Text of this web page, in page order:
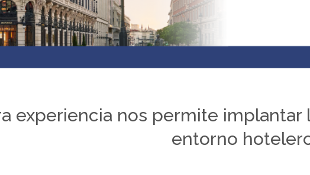
experiencia nos permite
entorno